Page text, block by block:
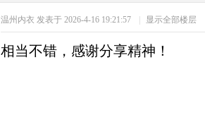
温州内衣 发表于 2026-4-16 19:21:57 | 显示全部楼层
相当不错，感谢分享精神！